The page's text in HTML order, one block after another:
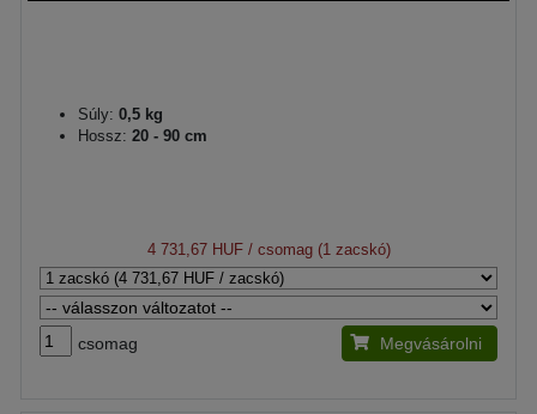
Súly: 0,5 kg
Hossz: 20 - 90 cm
4 731,67 HUF/ csomag (1 zacskó)
csomag Megvásárolni